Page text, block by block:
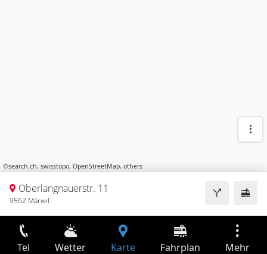
©search.ch, swisstopo, OpenStreetMap, others
Oberlangnauerstr. 11
9562 Märwil
Tel Wetter Karte Fahrplan Mehr